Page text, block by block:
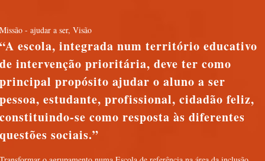
Missão - ajudar a ser, Visão
A escola, integrada num território educativo
de intervenção prioritária, deve ter como
principal propósito ajudar o aluno a ser
pessoa, estudante, profissional, cidadão feliz,
constituindo-se como resposta às diferentes
questões sociais.